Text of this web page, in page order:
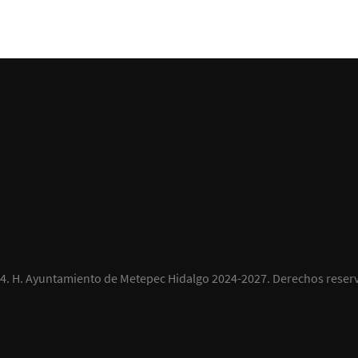
H. Ayuntamiento de Metepec Hidalgo 2024-2027. Derechos